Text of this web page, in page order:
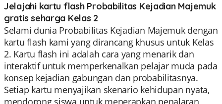
Jelajahi kartu flash Probabilitas Kejadian Majemuk
gratis seharga Kelas 2
Selami dunia Probabilitas Kejadian Majemuk dengan
kartu flash kami yang dirancang khusus untuk Kelas
2. Kartu flash ini adalah cara yang menarik dan
interaktif untuk memperkenalkan pelajar muda pada
konsep kejadian gabungan dan probabilitasnya.
Setiap kartu menyajikan skenario kehidupan nyata,
mendorong siswa untuk menerapkan penalaran